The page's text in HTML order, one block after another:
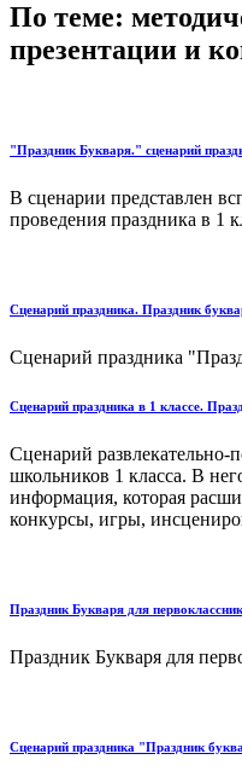
По теме:
презентации и
"Праздник Букваря." сценарий
В сценарии представлен
проведения праздника в 1
Сценарий праздника. Праздник
Сценарий праздника
Сценарий праздника в 1 классе.
Сценарий развлекательно-
школьников 1 класса. В
информация, которая
конкурсы, игры,
Праздник Букваря для
Праздник Букваря для
Сценарий праздника "Праздник